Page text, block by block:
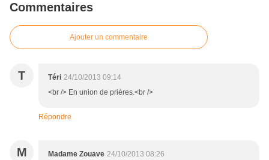
Commentaires
Ajouter un commentaire
T Téri 24/10/2013 09:14
<br /> En union de prières.<br />
Répondre
M Madame Zouave 24/10/2013 08:26